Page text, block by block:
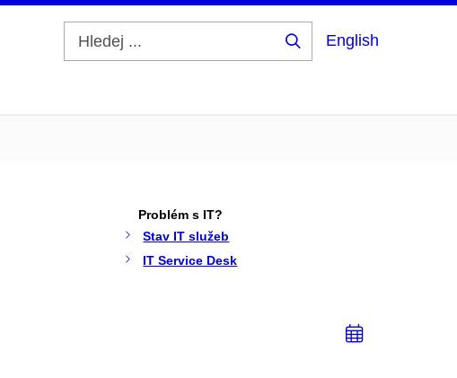
English
Problém s IT?
Stav IT služeb
IT Service Desk
Přidat